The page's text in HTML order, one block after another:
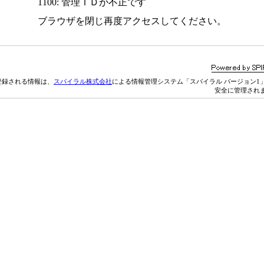
1100: 管理ＩＤが不正です
ブラウザを閉じ再度アクセスしてください。
される情報は、 スパイラル株式会社による情報管理システム「スパイラル バージョン1
安全に管理され